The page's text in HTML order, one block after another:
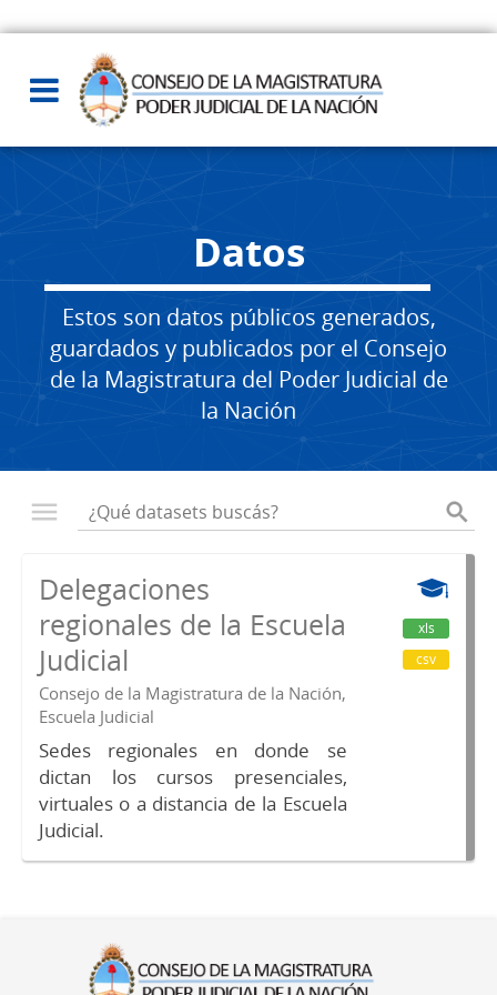
Datos
Estos son datos públicos generados,
guardados y publicados por el Consejo
de la Magistratura del Poder Judicial de
la Nación
Delegaciones
regionales de la Escuela
Judicial
Consejo de la Magistratura de la Nación,
Escuela Judicial
Sedes regionales en donde se
dictan los cursos presenciales,
virtuales o a distancia de la Escuela
Judicial.
xls
csv